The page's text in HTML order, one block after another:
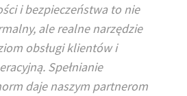
i bezpieczeństwa to nie
ale realne narzędzie
obsługi klientów i
Spełnianie
daje naszym partnerom